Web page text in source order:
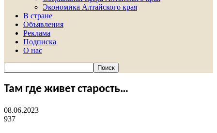
Экономика Алтайского края
В стране
Объявления
Реклама
Подписка
О нас
Там где живет старость…
08.06.2023
937